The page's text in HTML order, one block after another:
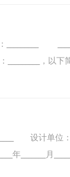
，以
设计单位
年_______